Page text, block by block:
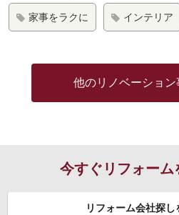
家事をラクに インテリア
他のリノベーション
今すぐリフォーム
リフォーム会社探